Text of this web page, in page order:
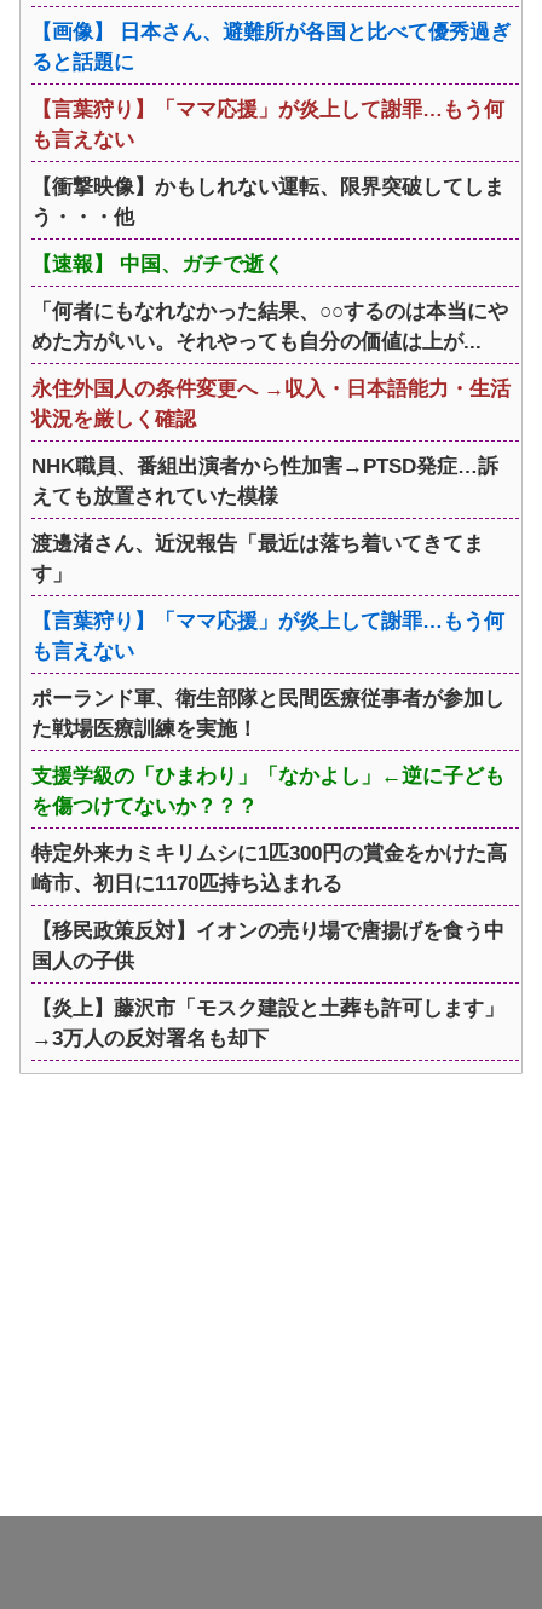
【画像】 日本さん、避難所が各国と比べて優秀過ぎ
ると話題に
【言葉狩り】「ママ応援」が炎上して謝罪…もう何
も言えない
【衝撃映像】かもしれない運転、限界突破してしま
う・・・他
【速報】 中国、ガチで逝く
「何者にもなれなかった結果、○○するのは本当にや
めた方がいい。それやっても自分の価値は上が...
永住外国人の条件変更へ →収入・日本語能力・生活
状況を厳しく確認
NHK職員、番組出演者から性加害→PTSD発症…訴
えても放置されていた模様
渡邊渚さん、近況報告「最近は落ち着いてきてま
す」
【言葉狩り】「ママ応援」が炎上して謝罪…もう何
も言えない
ポーランド軍、衛生部隊と民間医療従事者が参加し
た戦場医療訓練を実施！
支援学級の「ひまわり」「なかよし」←逆に子ども
を傷つけてないか？？？
特定外来カミキリムシに1匹300円の賞金をかけた高
崎市、初日に1170匹持ち込まれる
【移民政策反対】イオンの売り場で唐揚げを食う中
国人の子供
【炎上】藤沢市「モスク建設と土葬も許可します」
→3万人の反対署名も却下